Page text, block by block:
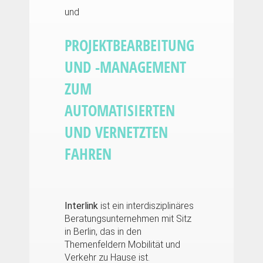
und
PROJEKTBEARBEITUNG
UND -MANAGEMENT
ZUM
AUTOMATISIERTEN
UND VERNETZTEN
FAHREN
Interlink ist ein interdisziplinäres
Beratungsunternehmen mit Sitz
in Berlin, das in den
Themenfeldern Mobilität und
Verkehr zu Hause ist.